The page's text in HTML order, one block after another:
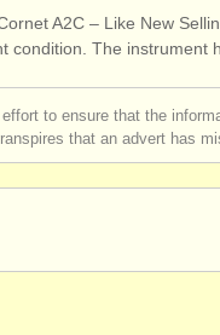
(1)
A2C – Like New
condition. The instrument
to ensure that the
that an advert has